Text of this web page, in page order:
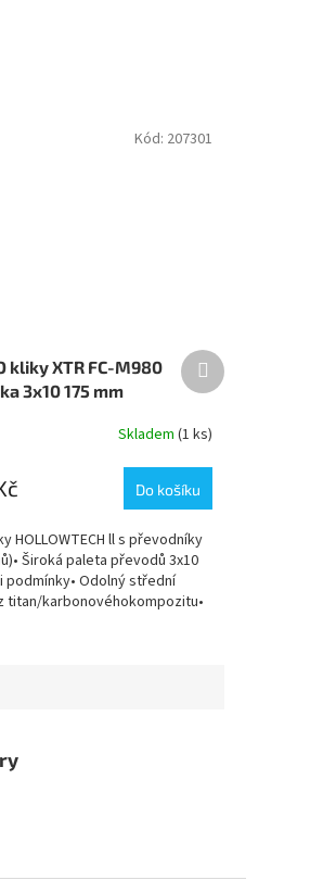
kliky XTR FC-M980
3x10 175 mm
Skladem (1 ks)
Do košíku
HOLLOWTECH ll s převodníky
Široká paleta převodů 3x10
podmínky• Odolný střední
titan/karbonovéhokompozitu•
Kód: 207301
Další
produkt